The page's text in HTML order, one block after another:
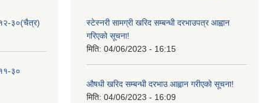
३०(चैत्र)
३०
स्टेस्नरी सामग्री खरिद सम्बन्धी दरभाउपत्र आह्वान
गरिएको सूचना!
मिति: 04/06/2023 - 16:15
औषधी खरिद सम्बन्धी दरभाउ आह्वान गरीएको सूचना!
मिति: 04/06/2023 - 16:09